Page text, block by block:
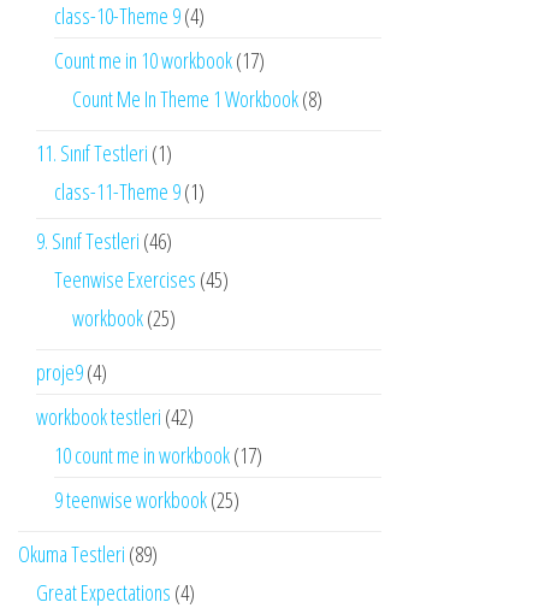
class-10-Theme 9(4)
Count me in 10 workbook(17)
Count Me In Theme 1 Workbook(8)
11. Sınıf Testleri (1)
class-11-Theme 9(1)
9. Sınıf Testleri (46)
Teenwise Exercises (45)
workbook(25)
proje9(4)
workbook testleri (42)
10 count me in workbook(17)
9 teenwise workbook(25)
Okuma Testleri (89)
Great Expectations (4)